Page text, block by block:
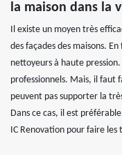
la maison dans la
Il existe un moyen très
des façades des maisons.
nettoyeurs à haute
professionnels. Mais, il
peuvent pas supporter la
Dans ce cas, il est
IC Renovation pour faire les